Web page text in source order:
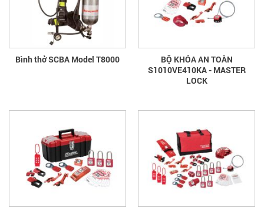
Bình thở SCBA Model T8000
BỘ KHÓA AN TOÀN
S1010VE410KA - MASTER
LOCK